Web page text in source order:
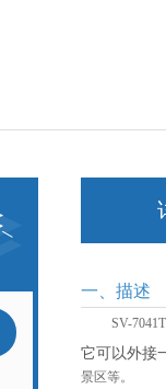
一、描述
SV-7041T
它可以外接
景区等。